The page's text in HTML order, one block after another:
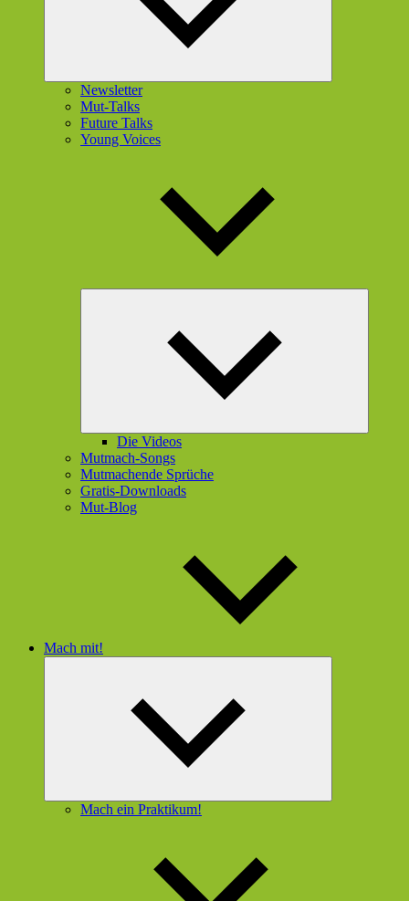
Newsletter
Mut-Talks
Future Talks
Young Voices
Die Videos
Mutmach-Songs
Mutmachende Sprüche
Gratis-Downloads
Mut-Blog
Mach mit!
Mach ein Praktikum!